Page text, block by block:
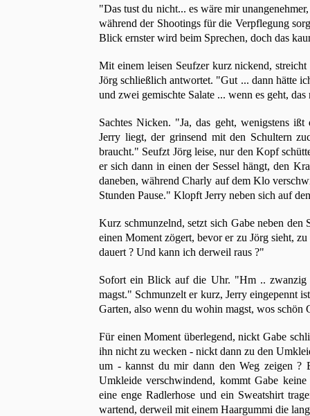
"Das tust du nicht... es wäre mir
während der Shootings für die Verpflegung
Blick ernster wird beim Sprechen, doch das
Mit einem leisen Seufzer kurz nickend,
Jörg schließlich antwortet. "Gut ... dann hätte
und zwei gemischte Salate ... wenn es geht,
Sachtes Nicken. "Ja, das geht, wenigstens
Jerry liegt, der grinsend mit den Schultern
braucht." Seufzt Jörg leise, nur den Kopf
er sich dann in einen der Sessel hängt, den
daneben, während Charly auf dem Klo
Stunden Pause." Klopft Jerry neben sich auf
Kurz schmunzelnd, setzt sich Gabe neben
einen Moment zögert, bevor er zu Jörg sieht,
dauert ? Und kann ich derweil raus ?"
Sofort ein Blick auf die Uhr. "Hm ..
magst." Schmunzelt er kurz, Jerry eingepennt
Garten, also wenn du wohin magst, wos schön
Für einen Moment überlegend, nickt Gabe
ihn nicht zu wecken - nickt dann zu den
um - kannst du mir dann den Weg zeigen
Umkleide verschwindend, kommt Gabe
eine enge Radlerhose und ein Sweatshirt
wartend, derweil mit einem Haargummi die